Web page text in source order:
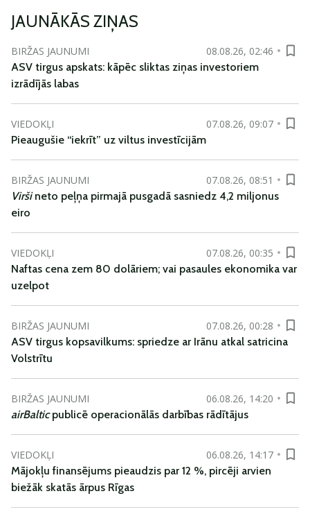
JAUNĀKĀS ZIŅAS
BIRŽAS JAUNUMI
08.08.26, 02:46
ASV tirgus apskats: kāpēc sliktas ziņas investoriem
izrādījās labas
VIEDOKĻI
07.08.26, 09:07
Pieaugušie “iekrīt” uz viltus investīcijām
BIRŽAS JAUNUMI
07.08.26, 08:51
Viršineto peļņa pirmajā pusgadā sasniedz 4,2 miljonus
eiro
VIEDOKĻI
07.08.26, 00:35
Naftas cena zem 80 dolāriem; vai pasaules ekonomika var
uzelpot
BIRŽAS JAUNUMI
07.08.26, 00:28
ASV tirgus kopsavilkums: spriedze ar Irānu atkal satricina
Volstrītu
BIRŽAS JAUNUMI
06.08.26, 14:20
airBalticpublicē operacionālās darbības rādītājus
VIEDOKĻI
06.08.26, 14:17
Mājokļu finansējums pieaudzis par 12 %, pircēji arvien
biežāk skatās ārpus Rīgas